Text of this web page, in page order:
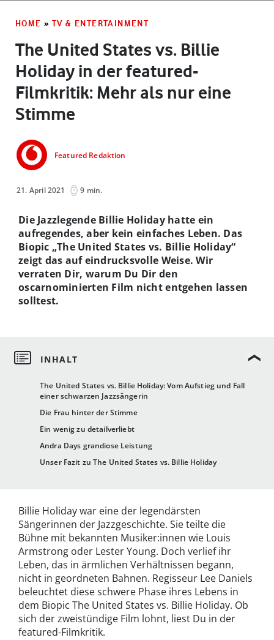
HOME » TV & ENTERTAINMENT
The United States vs. Billie
Holiday in der featured-
Filmkritik: Mehr als nur eine
Stimme
Featured Redaktion
21. April 2021 9 min.
The United States vs. Billie Holiday: Vom Aufstieg und Fall
einer schwarzen Jazzsängerin
Die Frau hinter der Stimme
Ein wenig zu detailverliebt
Andra Days grandiose Leistung
Unser Fazit zu The United States vs. Billie Holiday
Die Jazzlegende Billie Holiday hatte ein
aufregendes, aber kein einfaches Leben. Das
Biopic „The United States vs. Billie Holiday“
zeigt das auf eindrucksvolle Weise. Wir
verraten Dir, warum Du Dir den
oscarnominierten Film nicht entgehen lassen
solltest.
Billie Holiday war eine der legendärsten
Sängerinnen der Jazzgeschichte. Sie teilte die
Bühne mit bekannten Musiker:innen wie Louis
Armstrong oder Lester Young. Doch verlief ihr
Leben, das in ärmlichen Verhältnissen begann,
nicht in geordneten Bahnen. Regisseur Lee Daniels
beleuchtet diese schwere Phase ihres Lebens in
dem Biopic The United States vs. Billie Holiday. Ob
sich der zweistündige Film lohnt, liest Du in der
featured-Filmkritik.